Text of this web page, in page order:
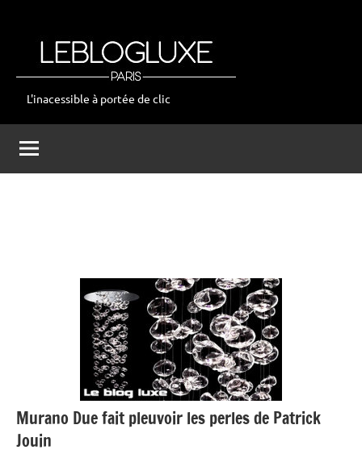
leblogluxe
L'inacessible à portée de clic
Murano Due fait pleuvoir les perles de Patrick
Jouin